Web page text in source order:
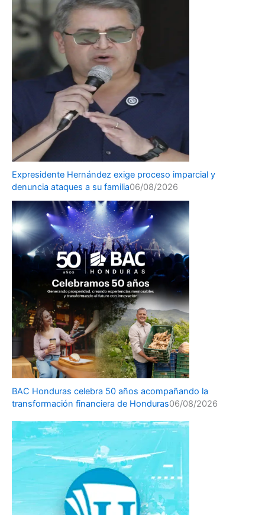
Expresidente Hernández exige proceso imparcial y
denuncia ataques a su familia06/08/2026
BAC Honduras celebra 50 años acompañando la
transformación financiera de Honduras06/08/2026